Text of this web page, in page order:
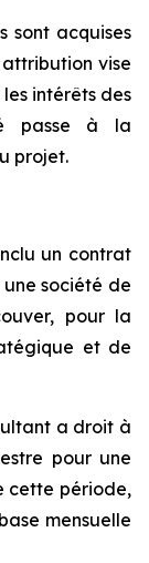
sont acquises
vise
intérêts des
passe à la
projet.
un contrat
société de
pour la
et de
a droit à
pour une
cette période,
mensuelle